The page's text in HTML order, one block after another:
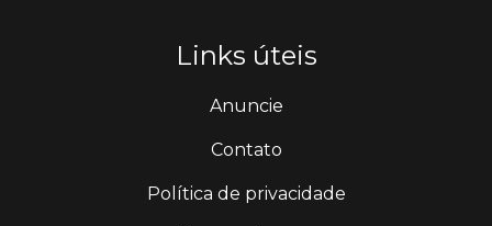
Links úteis
Anuncie
Contato
Política de privacidade